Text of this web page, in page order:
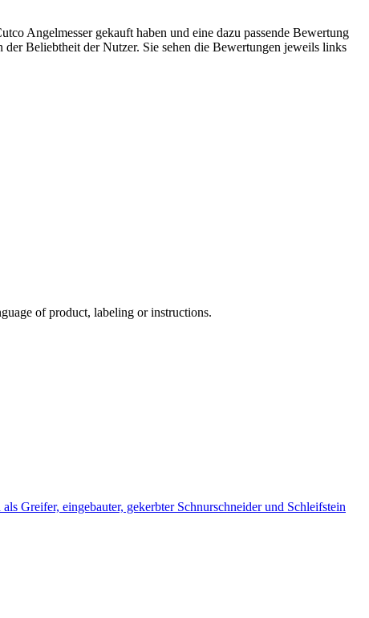
Angelmesser gekauft haben und eine dazu passende Bewertung
der Beliebtheit der Nutzer. Sie sehen die Bewertungen jeweils links
of product, labeling or instructions.
Greifer, eingebauter, gekerbter Schnurschneider und Schleifstein